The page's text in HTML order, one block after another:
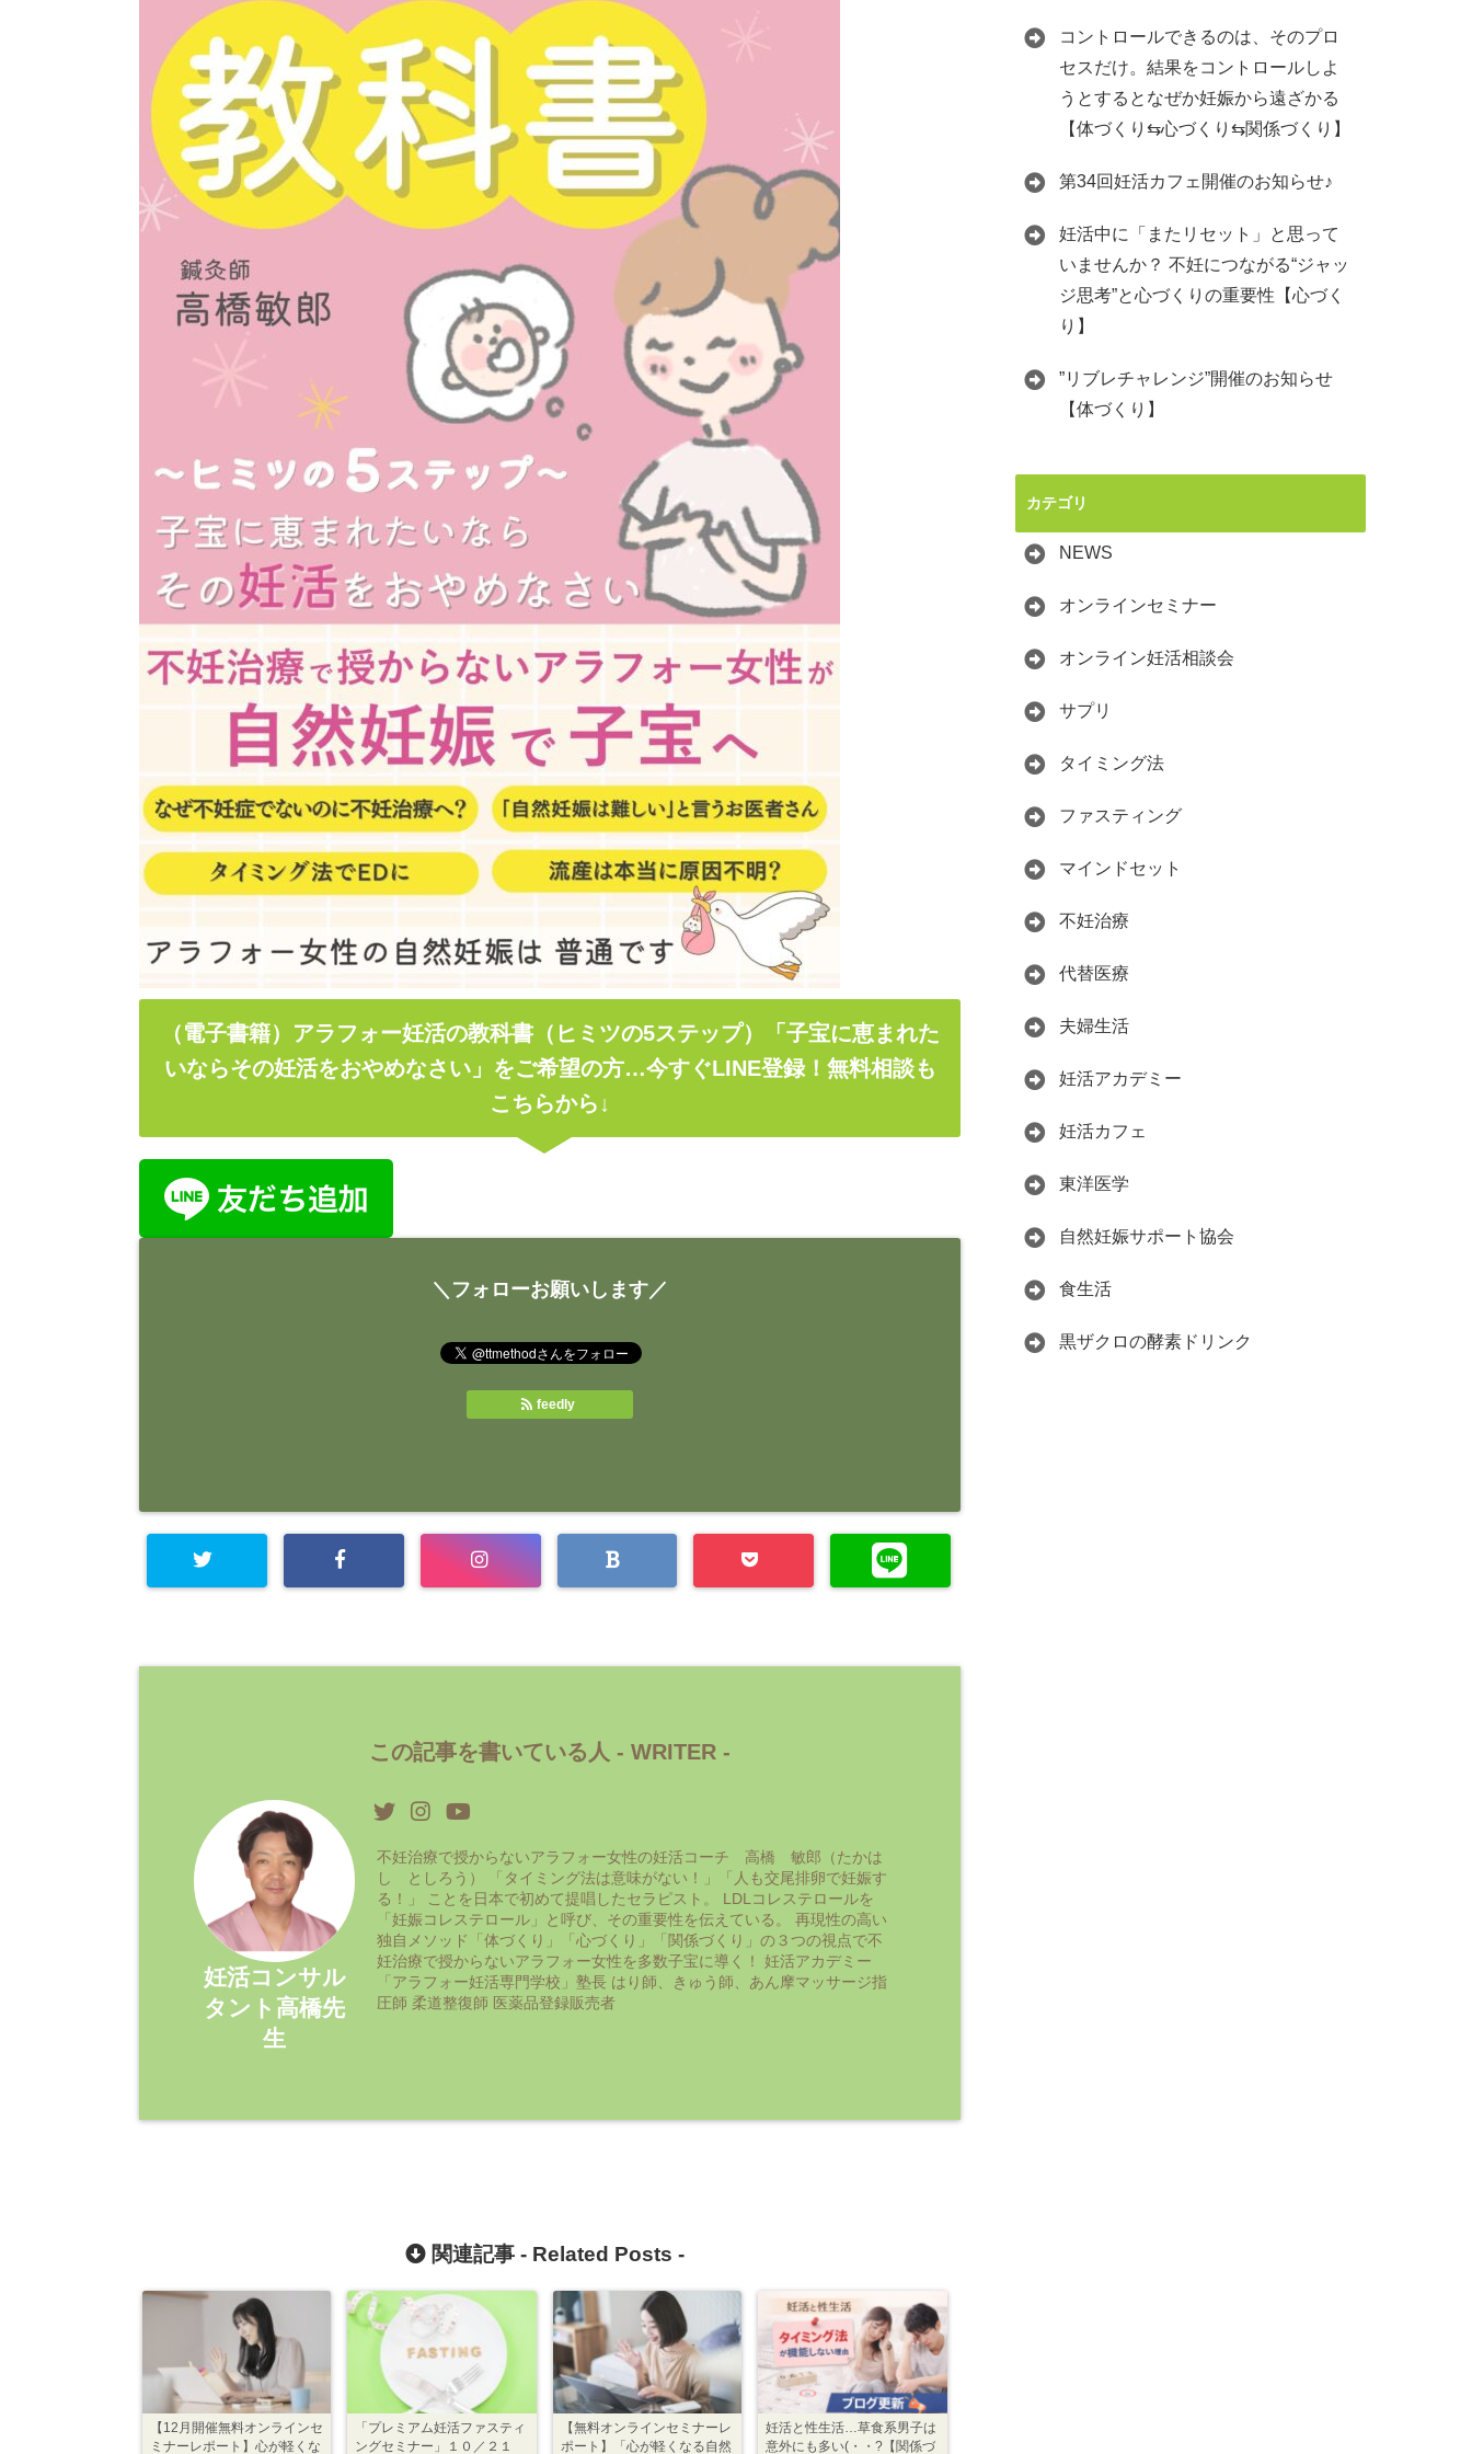
（電子書籍）アラフォー妊活の教科書（ヒミツの5ステップ）「子宝に恵まれた
いならその妊活をおやめなさい」をご希望の方…今すぐLINE登録！無料相談も
こちらから↓
＼フォローお願いします／
feedly
この記事を書いている人 - WRITER -
妊活コンサル
タント高橋先
生
不妊治療で授からないアラフォー女性の妊活コーチ 高橋 敏郎（たかは
し としろう） 「タイミング法は意味がない！」「人も交尾排卵で妊娠す
る！」 ことを日本で初めて提唱したセラピスト。 LDLコレステロールを
「妊娠コレステロール」と呼び、その重要性を伝えている。 再現性の高い
独自メソッド「体づくり」「心づくり」「関係づくり」の３つの視点で不
妊治療で授からないアラフォー女性を多数子宝に導く！ 妊活アカデミー
「アラフォー妊活専門学校」塾長 はり師、きゅう師、あん摩マッサージ指
圧師 柔道整復師 医薬品登録販売者
関連記事 - Related Posts -
【12月開催無料オンラインセ
ミナーレポート】心が軽くな
「プレミアム妊活ファスティ
ングセミナー」１０／２１
【無料オンラインセミナーレ
ポート】「心が軽くなる自然
妊活と性生活…草食系男子は
意外にも多い(・・?【関係づ
コントロールできるのは、そのプロ
セスだけ。結果をコントロールしよ
うとするとなぜか妊娠から遠ざかる
【体づくり⇆心づくり⇆関係づくり】
第34回妊活カフェ開催のお知らせ♪
妊活中に「またリセット」と思って
いませんか？ 不妊につながる“ジャッ
ジ思考”と心づくりの重要性【心づく
り】
”リブレチャレンジ”開催のお知らせ
【体づくり】
カテゴリ
NEWS
オンラインセミナー
オンライン妊活相談会
サプリ
タイミング法
ファスティング
マインドセット
不妊治療
代替医療
夫婦生活
妊活アカデミー
妊活カフェ
東洋医学
自然妊娠サポート協会
食生活
黒ザクロの酵素ドリンク